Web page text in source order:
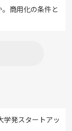
商用化の条件と
学発スタートアッ